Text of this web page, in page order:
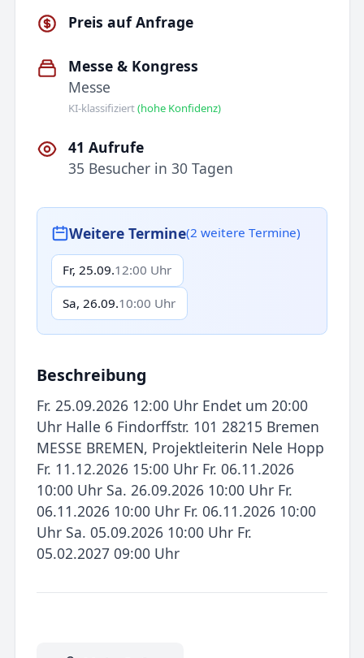
Preis auf Anfrage
Messe & Kongress
Messe
KI-klassifiziert(hohe Konfidenz)
41 Aufrufe
35 Besucher in 30 Tagen
Weitere Termine(2 weitere Termine)
Fr, 25.09.12:00 Uhr
Sa, 26.09.10:00 Uhr
Beschreibung
Fr. 25.09.2026 12:00 Uhr Endet um 20:00
Uhr Halle 6 Findorffstr. 101 28215 Bremen
MESSE BREMEN, Projektleiterin Nele Hopp
Fr. 11.12.2026 15:00 Uhr Fr. 06.11.2026
10:00 Uhr Sa. 26.09.2026 10:00 Uhr Fr.
06.11.2026 10:00 Uhr Fr. 06.11.2026 10:00
Uhr Sa. 05.09.2026 10:00 Uhr Fr.
05.02.2027 09:00 Uhr